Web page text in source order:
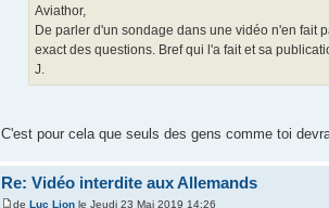
Aviathor,
De parler d'un sondage dans une vidéo n'en fait
exact des questions. Bref qui l'a fait et sa
J.
C'est pour cela que seuls des gens comme toi
Re: Vidéo interdite aux Allemands
deLuc Lion le Jeudi 23 Mai 2019 14:26